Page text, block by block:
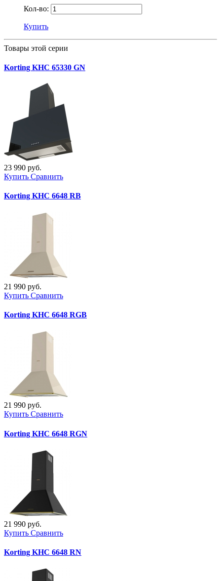
Кол-во:
Купить
Товары этой серии
Korting KHC 65330 GN
23 990 руб.
Купить Сравнить
Korting KHC 6648 RB
21 990 руб.
Купить Сравнить
Korting KHC 6648 RGB
21 990 руб.
Купить Сравнить
Korting KHC 6648 RGN
21 990 руб.
Купить Сравнить
Korting KHC 6648 RN